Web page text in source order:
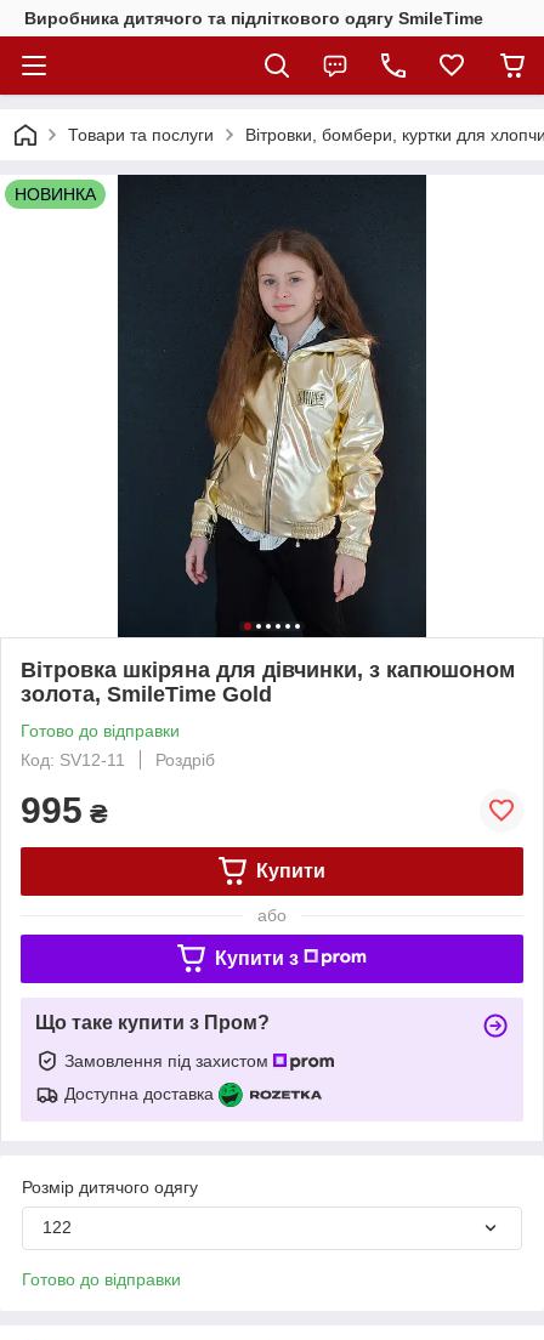
Виробника дитячого та підліткового одягу SmileTime
Товари та послуги Вітровки, бомбери, куртки для
НОВИНКА
Вітровка шкіряна для дівчинки, з капюшоном
золота, SmileTime Gold
Готово до відправки
Код: SV12-11
Роздріб
995 ₴
Купити
або
Купити з
Що таке купити з Пром?
Замовлення під захистом
Доступна доставка
Розмір дитячого одягу
122
Готово до відправки